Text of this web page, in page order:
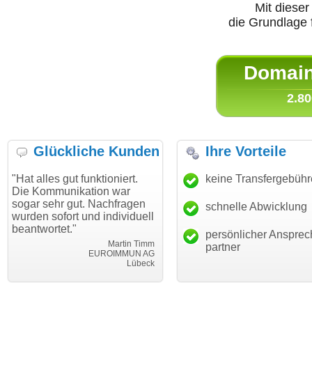
Mit
die
Glückliche Kunden
gut funktioniert.
war
gut. Nachfragen
und individuell
EUROIMMUN AG
"Danke für den schnellen
Transfer und guten Service!"
Thomas Schäfer
i can eckert communication GmbH
"Ich bin
haben.
mein
Ihre Vorteile
keine
schnelle Abwicklung
persönlicher
partner